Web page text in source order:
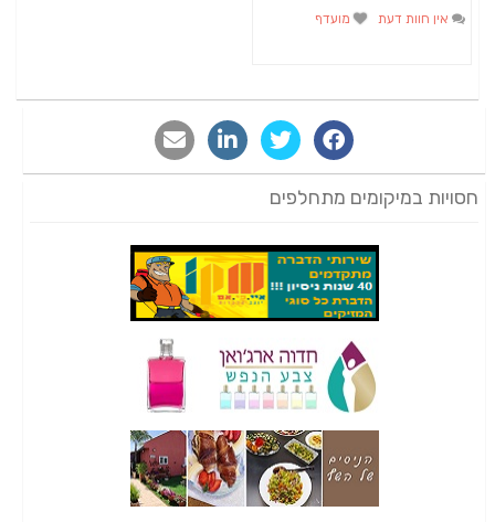
אין חוות דעת מועדף
חסויות במיקומים מתחלפים